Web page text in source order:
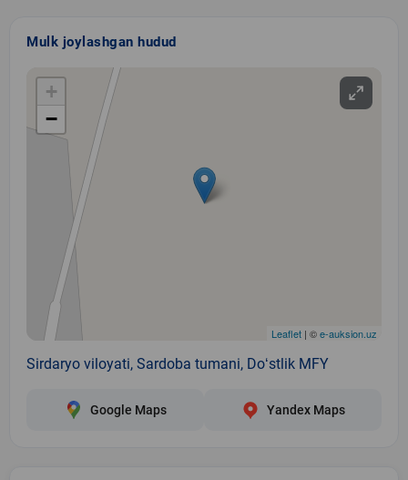
Mulk joylashgan hudud
+
−
Leaflet | ©e-auksion.uz
Sirdaryo viloyati, Sardoba tumani, Doʻstlik MFY
Google Maps Yandex Maps